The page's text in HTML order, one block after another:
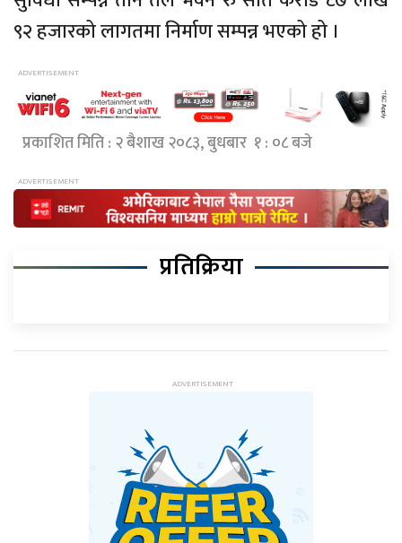
९२ हजारको लागतमा निर्माण सम्पन्न भएको हो ।
प्रकाशित मिति : २ बैशाख २०८३, बुधबार १ : ०८ बजे
प्रतिक्रिया